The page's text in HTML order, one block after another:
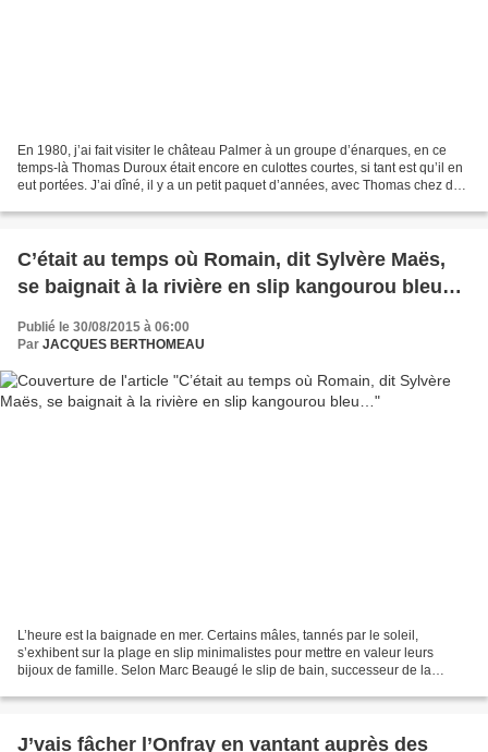
En 1980, j’ai fait visiter le château Palmer à un groupe d’énarques, en ce
temps-là Thomas Duroux était encore en culottes courtes, si tant est qu’il en
eut portées. J’ai dîné, il y a un petit paquet d’années, avec Thomas chez des
C’était au temps où Romain, dit Sylvère Maës,
se baignait à la rivière en slip kangourou bleu…
Publié le 30/08/2015 à 06:00
Par JACQUES BERTHOMEAU
L’heure est la baignade en mer. Certains mâles, tannés par le soleil,
s’exhibent sur la plage en slip minimalistes pour mettre en valeur leurs
bijoux de famille. Selon Marc Beaugé le slip de bain, successeur de la
J’vais fâcher l’Onfray en vantant auprès des